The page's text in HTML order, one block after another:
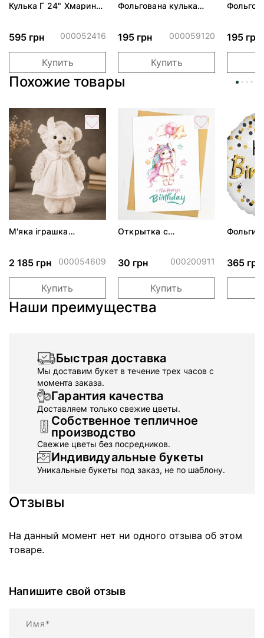
Кулька Г 24" Хмаринка
595 грн 000052416
Купить
Фольгована кулька
195 грн 000059120
Купить
195 грн
Похожие товары
М'яка іграшка
2 185 грн 000054609
Купить
Открытка с
30 грн 000200911
Купить
365 грн
Наши преимущества
Быстрая доставка
Мы доставим букет в течение трех часов с
момента заказа.
Гарантия качества
Доставляем только свежие цветы.
Собственное тепличное
производство
Свежие цветы без посредников.
Индивидуальные букеты
Уникальные букеты под заказ, не по шаблону.
Отзывы
На данный момент нет ни одного отзыва об этом
товаре.
Напишите свой отзыв